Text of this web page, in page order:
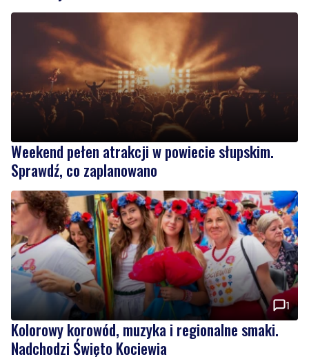
Weekend pełen atrakcji w powiecie słupskim.
Sprawdź, co zaplanowano
1
Kolorowy korowód, muzyka i regionalne smaki.
Nadchodzi Święto Kociewia